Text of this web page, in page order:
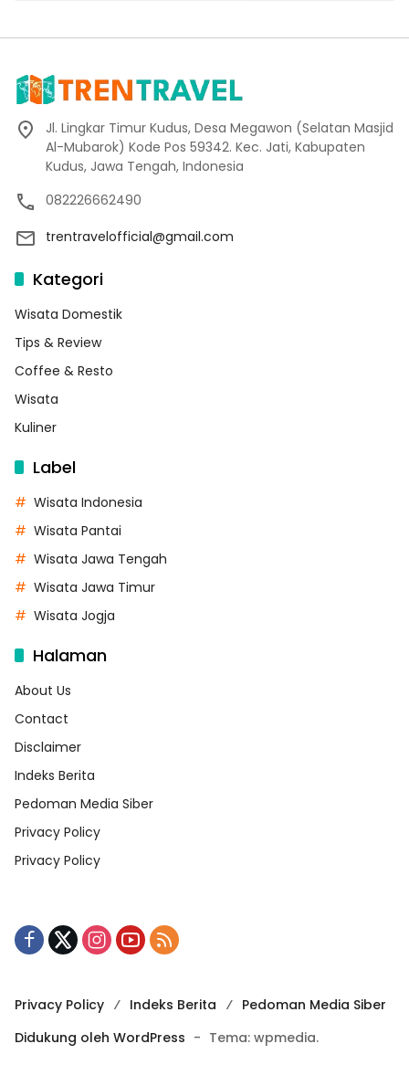
Jl. Lingkar Timur Kudus, Desa Megawon (Selatan Masjid
Al-Mubarok) Kode Pos 59342. Kec. Jati, Kabupaten
Kudus, Jawa Tengah, Indonesia
082226662490
trentravelofficial@gmail.com
Kategori
Wisata Domestik
Tips & Review
Coffee & Resto
Wisata
Kuliner
Label
Wisata Indonesia
Wisata Pantai
Wisata Jawa Tengah
Wisata Jawa Timur
Wisata Jogja
Halaman
About Us
Contact
Disclaimer
Indeks Berita
Pedoman Media Siber
Privacy Policy
Privacy Policy
Privacy Policy Indeks Berita
Pedoman Media Siber
Didukung oleh WordPress - Tema: wpmedia.